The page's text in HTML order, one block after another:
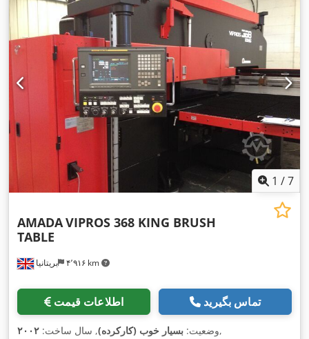
1 /7
بریتانیا ۴٬۹۱۶ km
AMADAVIPROS 368 KING BRUSH
TABLE
اطلاعات قیمت تماس بگیرید
وضعیت: بسیار خوب (کارکرده), سال ساخت: ۲۰۰۲ ,